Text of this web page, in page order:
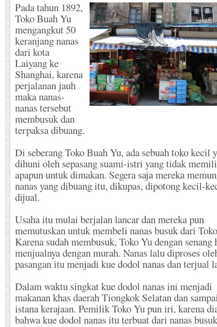
Pada tahun 1892,
Toko Buah Yu
mengangkut 50
keranjang nanas
dari kota
Laiyang ke
Shanghai, karena
perjalanan jauh
maka nanas-
nanas tersebut
membusuk dan
terpaksa dibuang.
Di seberang Toko Buah Yu, ada sebuah toko kecil
dihuni oleh sepasang suami-istri yang tidak
apapun untuk dimakan. Segera saja mereka
nanas yang dibuang itu, dikupas, dipotong kecil-
dijual.
Usaha itu mulai berjalan lancar dan mereka pun
memutuskan untuk membeli nanas busuk dari
Karena sudah membusuk, Toko Yu dengan senang
menjualnya dengan murah. Nanas lalu diproses
pasangan itu menjadi kue dodol nanas dan terjual
Dalam waktu singkat kue dodol nanas ini menjadi
makanan khas daerah Tiongkok Selatan dan
istana kerajaan. Pemilik Toko Yu pun iri, karena
bahwa kue dodol nanas itu terbuat dari nanas